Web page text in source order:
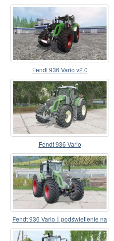
Fendt 936 Vario v2.0
Fendt 936 Vario
Fendt 936 Vario〡podświetlenie na
cabine